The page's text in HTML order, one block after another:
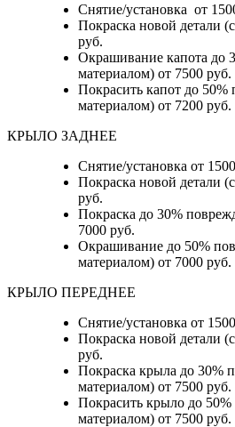
Снятие/установка от
Покраска новой детали
руб.
Окрашивание капота до
материалом) от 7500 руб.
Покрасить капот до 50%
материалом) от 7200 руб.
КРЫЛО ЗАДНЕЕ
Снятие/установка от
Покраска новой детали
руб.
Покраска до 30%
7000 руб.
Окрашивание до 50%
материалом) от 7000 руб.
КРЫЛО ПЕРЕДНЕЕ
Снятие/установка от
Покраска новой детали
руб.
Покраска крыла до 30%
материалом) от 7500 руб.
Покрасить крыло до
материалом) от 7500 руб.